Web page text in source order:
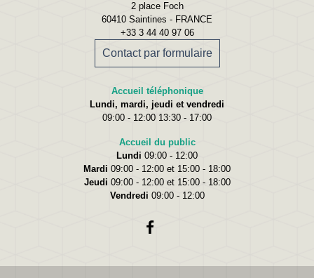
2 place Foch
60410 Saintines - FRANCE
+33 3 44 40 97 06
Contact par formulaire
Accueil téléphonique
Lundi, mardi, jeudi et vendredi
09:00 - 12:00 13:30 - 17:00
Accueil du public
Lundi 09:00 - 12:00
Mardi 09:00 - 12:00 et 15:00 - 18:00
Jeudi 09:00 - 12:00 et 15:00 - 18:00
Vendredi 09:00 - 12:00